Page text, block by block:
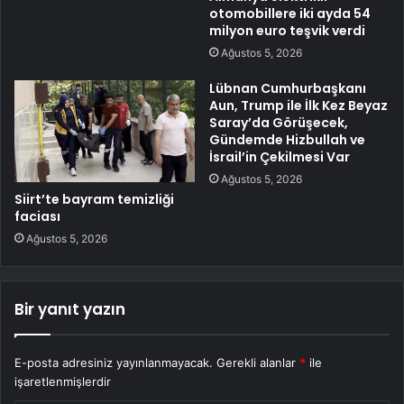
otomobillere iki ayda 54
milyon euro teşvik verdi
Ağustos 5, 2026
Siirt’te bayram temizliği
faciası
Ağustos 5, 2026
Lübnan Cumhurbaşkanı
Aun, Trump ile İlk Kez Beyaz
Saray’da Görüşecek,
Gündemde Hizbullah ve
İsrail’in Çekilmesi Var
Ağustos 5, 2026
Bir yanıt yazın
E-posta adresiniz yayınlanmayacak. Gerekli alanlar * ile
işaretlenmişlerdir